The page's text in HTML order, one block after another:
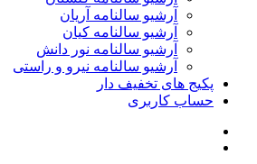
آرشیو سالنامه آریان
آرشیو سالنامه کیان
آرشیو سالنامه نور دانش
آرشیو سالنامه نیرو و راستی
پکیج های تخفیف دار
حساب کاربری